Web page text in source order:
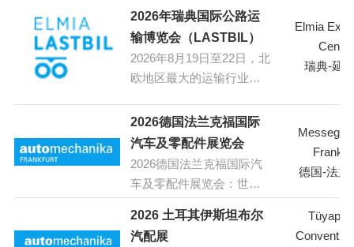
OUTDOOR LIVING 2026)
将于2026年8月11日至26日
在巴西圣保罗Parque
Anhembi举办。作为拉丁美
该展会每两年举办一次，
是泳池、水疗、户外装饰
和健康行业的主要聚集
地。展会期间，将展示从
酒店、度假村、水上乐园
到户外生活领域的最新、
2026年瑞典国际公路运
输博览会（LASTBIL）
2026年8月19日至22日，北
欧地区最大的运输行业展
运输贸易展）将在瑞典荣
恩宾厄市的ELMIA展览中
心隆重举行。作为北欧地
区运输和物流行业的顶级
盛会，LASTBIL汇聚了全球
重型车辆制造商、运输公
司、物流服务提供商及行
Elmia
Centre
瑞典-延
2026德国法兰克福国际
汽车及零配件展览会
2026德国法兰克福国际汽
车及零配件展览会：世界
览会
德国-法兰
2026 土耳其伊斯坦布尔
汽配展
Tüyap